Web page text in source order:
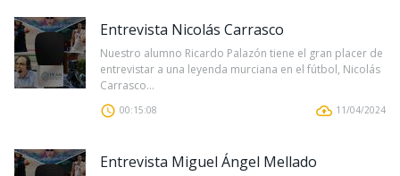
Entrevista Nicolás Carrasco
Nuestro alumno Ricardo Palazón tiene el gran placer de
entrevistar a una leyenda murciana en el fútbol, Nicolás
Carrasco...
00:15:08 11/04/2024
Entrevista Miguel Ángel Mellado